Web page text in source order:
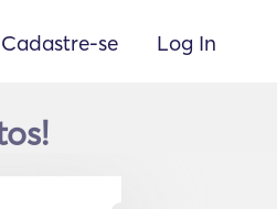
Cadastre-se Log In